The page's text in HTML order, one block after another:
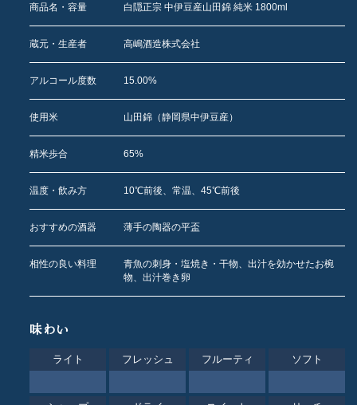
商品名・容量 白隠正宗 中伊豆産山田錦 純米 1800ml
蔵元・生産者 高嶋酒造株式会社
アルコール度数 15.00%
使用米 山田錦（静岡県中伊豆産）
精米歩合 65%
温度・飲み方 10℃前後、常温、45℃前後
おすすめの酒器 薄手の陶器の平盃
相性の良い料理
青魚の刺身・塩焼き・干物、出汁を効かせたお椀
物、出汁巻き卵
味わい
ライト フレッシュ フルーティ ソフト